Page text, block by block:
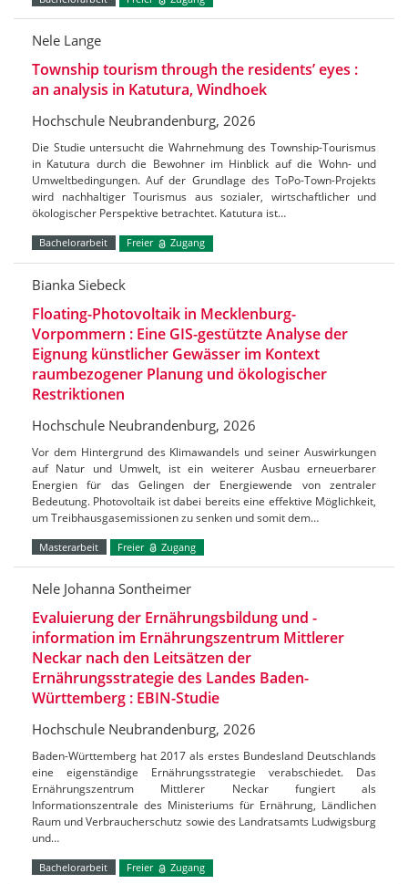
Nele Lange
Township tourism through the residents’ eyes :
an analysis in Katutura, Windhoek
Hochschule Neubrandenburg, 2026
Die Studie untersucht die Wahrnehmung des Township-Tourismus
in Katutura durch die Bewohner im Hinblick auf die Wohn- und
Umweltbedingungen. Auf der Grundlage des ToPo-Town-Projekts
wird nachhaltiger Tourismus aus sozialer, wirtschaftlicher und
ökologischer Perspektive betrachtet. Katutura ist…
Bachelorarbeit Freier Zugang
Bianka Siebeck
Floating-Photovoltaik in Mecklenburg-
Vorpommern : Eine GIS-gestützte Analyse der
Eignung künstlicher Gewässer im Kontext
raumbezogener Planung und ökologischer
Restriktionen
Hochschule Neubrandenburg, 2026
Vor dem Hintergrund des Klimawandels und seiner Auswirkungen
auf Natur und Umwelt, ist ein weiterer Ausbau erneuerbarer
Energien für das Gelingen der Energiewende von zentraler
Bedeutung. Photovoltaik ist dabei bereits eine effektive Möglichkeit,
um Treibhausgasemissionen zu senken und somit dem…
Masterarbeit Freier Zugang
Nele Johanna Sontheimer
Evaluierung der Ernährungsbildung und -
information im Ernährungszentrum Mittlerer
Neckar nach den Leitsätzen der
Ernährungsstrategie des Landes Baden-
Württemberg : EBIN-Studie
Hochschule Neubrandenburg, 2026
Baden-Württemberg hat 2017 als erstes Bundesland Deutschlands
eine eigenständige Ernährungsstrategie verabschiedet. Das
Ernährungszentrum Mittlerer Neckar fungiert als
Informationszentrale des Ministeriums für Ernährung, Ländlichen
Raum und Verbraucherschutz sowie des Landratsamts Ludwigsburg
und…
Bachelorarbeit Freier Zugang